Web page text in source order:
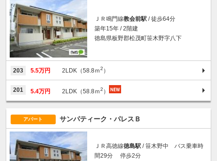
ＪＲ鳴門線教会前駅 / 徒歩64分
築年15年 / 2階建
徳島県板野郡松茂町笹木野字八下
203 5.5万円 2LDK（58.8ｍ2 ）
201 5.4万円 2LDK（58.8ｍ2 ）
アパート サンパティーク・パレスＢ
ＪＲ高徳線徳島駅 / 笹木野中 バス乗車時
間29分 停歩2分